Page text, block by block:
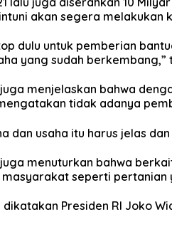
akan segera
dulu untuk pemberian
yang sudah berkembang,”
juga menjelaskan bahwa
tidak adanya
dan usaha itu harus jelas
menuturkan bahwa
seperti pertanian
dikatakan Presiden RI Joko